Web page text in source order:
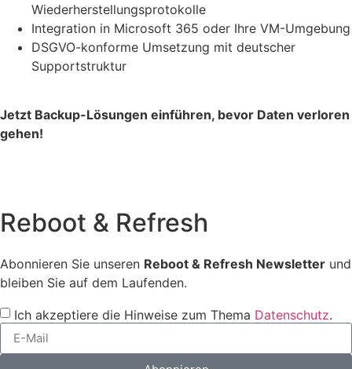
Wiederherstellungsprotokolle
Integration in Microsoft 365 oder Ihre VM-Umgebung
DSGVO-konforme Umsetzung mit deutscher
Supportstruktur
Jetzt Backup-Lösungen einführen, bevor Daten verloren
gehen!
Reboot & Refresh
Abonnieren Sie unseren Reboot & Refresh Newsletter und
bleiben Sie auf dem Laufenden.
Ich akzeptiere die Hinweise zum Thema Datenschutz.